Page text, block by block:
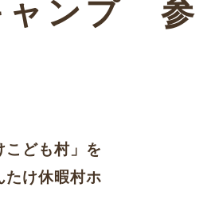
ャンプ 参
こども村」を
たけ休暇村ホ